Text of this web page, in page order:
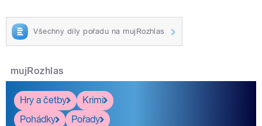
Všechny díly pořadu na mujRozhlas
mujRozhlas
Hry a četby
Krimi
Pohádky
Pořady